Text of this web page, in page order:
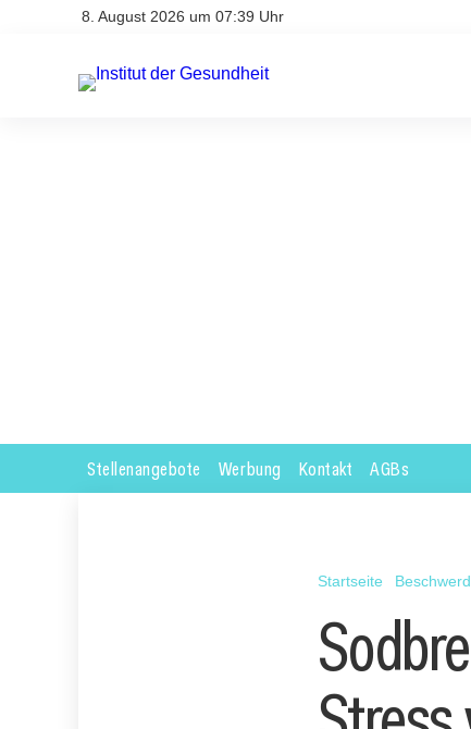
8. August 2026 um 07:39 Uhr
Stellenangebote Werbung Kontakt AGBs
Startseite